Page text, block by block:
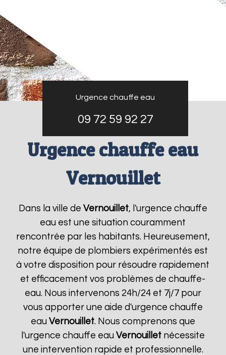
Urgence chauffe eau
09 72 59 92 27
Urgence chauffe eau
Vernouillet
Dans la ville de Vernouillet, l'urgence chauffe
eau est une situation couramment
rencontrée par les habitants. Heureusement,
notre équipe de plombiers expérimentés est
à votre disposition pour résoudre rapidement
et efficacement vos problèmes de chauffe-
eau. Nous intervenons 24h/24 et 7j/7 pour
vous apporter une aide d'urgence chauffe
eau Vernouillet. Nous comprenons que
l'urgence chauffe eau Vernouilletnécessite
une intervention rapide et professionnelle.